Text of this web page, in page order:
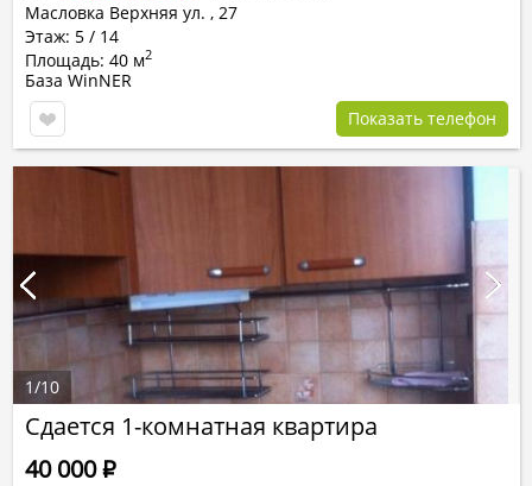
Масловка Верхняя ул. , 27
Этаж: 5 / 14
Площадь: 40 м2
База WinNER
Показать телефон
Сдается 1-комнатная квартира
40 000Р
1/10